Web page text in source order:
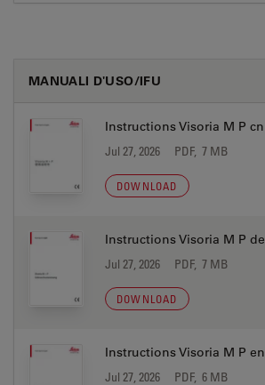
MANUALI D'USO/IFU
Instructions Visoria M P cn
Jul 27, 2026 PDF, 7 MB
DOWNLOAD
Instructions Visoria M P de
Jul 27, 2026 PDF, 7 MB
DOWNLOAD
Instructions Visoria M P en
Jul 27, 2026 PDF, 6 MB